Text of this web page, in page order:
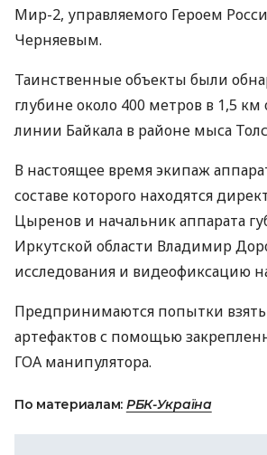
Мир-2, управляемого Героем
Черняевым.
Таинственные объекты были
глубине около 400 метров в 1,5 км
линии Байкала в районе мыса
В настоящее время экипаж
составе которого находятся
Цыренов и начальник аппарата
Иркутской области Владимир
исследования и видеофиксацию
Предпринимаются попытки
артефактов с помощью
ГОА манипулятора.
По материалам: РБК-Україна